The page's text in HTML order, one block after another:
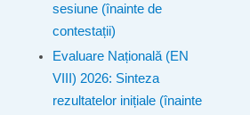
sesiune (înainte de
contestații)
Evaluare Națională (EN
VIII) 2026: Sinteza
rezultatelor inițiale (înainte